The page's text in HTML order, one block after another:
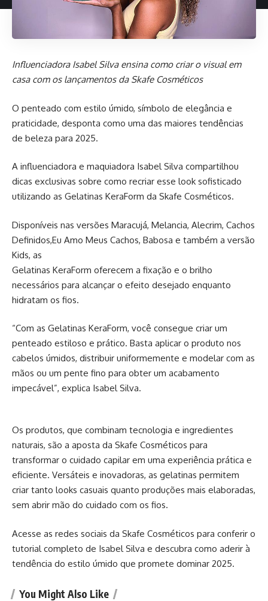
Influenciadora Isabel Silva ensina como criar o visual em
casa com os lançamentos da Skafe Cosméticos
O penteado com estilo úmido, símbolo de elegância e
praticidade, desponta como uma das maiores tendências
de beleza para 2025.
A influenciadora e maquiadora Isabel Silva compartilhou
dicas exclusivas sobre como recriar esse look sofisticado
utilizando as Gelatinas KeraForm da Skafe Cosméticos.
Disponíveis nas versões Maracujá, Melancia, Alecrim, Cachos
Definidos,Eu Amo Meus Cachos, Babosa e também a versão
Kids, as
Gelatinas KeraForm oferecem a fixação e o brilho
necessários para alcançar o efeito desejado enquanto
hidratam os fios.
“Com as Gelatinas KeraForm, você consegue criar um
penteado estiloso e prático. Basta aplicar o produto nos
cabelos úmidos, distribuir uniformemente e modelar com as
mãos ou um pente fino para obter um acabamento
impecável”, explica Isabel Silva.
Os produtos, que combinam tecnologia e ingredientes
naturais, são a aposta da Skafe Cosméticos para
transformar o cuidado capilar em uma experiência prática e
eficiente. Versáteis e inovadoras, as gelatinas permitem
criar tanto looks casuais quanto produções mais elaboradas,
sem abrir mão do cuidado com os fios.
Acesse as redes sociais da Skafe Cosméticos para conferir o
tutorial completo de Isabel Silva e descubra como aderir à
tendência do estilo úmido que promete dominar 2025.
You Might Also Like